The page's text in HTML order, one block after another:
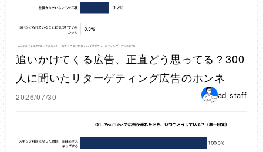
追いかけてくる広告、正直どう思ってる？300
人に聞いたリターゲティング広告のホンネ
2026/07/30 ad-staff